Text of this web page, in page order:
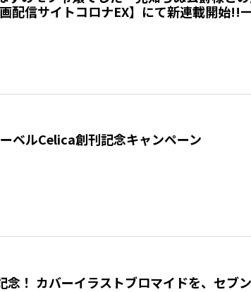
配信サイトコロナEX】にて新連載開始!!
ベルCelica創刊記念キャンペーン
念！ カバーイラストブロマイドを、セブ